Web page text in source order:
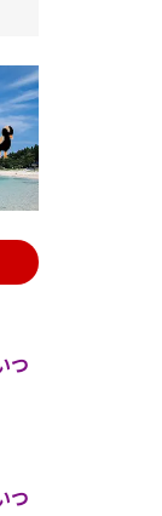
つ
つ